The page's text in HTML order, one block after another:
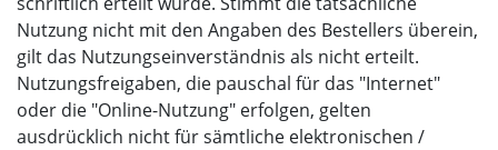
Nutzung nicht mit den Angaben des Bestellers überein,
gilt das Nutzungseinverständnis als nicht erteilt.
Nutzungsfreigaben, die pauschal für das "Internet"
oder die "Online-Nutzung" erfolgen, gelten
ausdrücklich nicht für sämtliche elektronischen /